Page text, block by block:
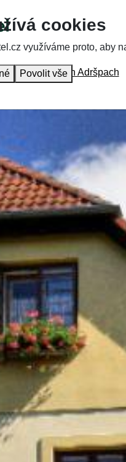
Penzion Adršpach
cookies
využíváme proto, aby
Povolit vše